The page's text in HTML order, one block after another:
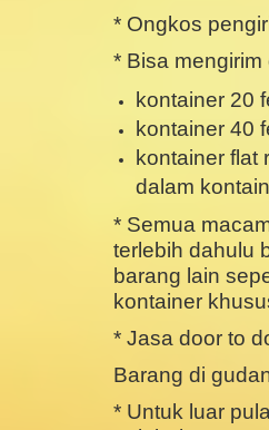
* Ongkos
* Bisa
kontainer 20
kontainer 40
kontainer flat
dalam
* Semua
terlebih dahulu
barang lain
kontainer
* Jasa door to
Barang di
* Untuk luar